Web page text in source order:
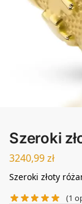
Szeroki
3240,99zł
Szeroki złoty
(1